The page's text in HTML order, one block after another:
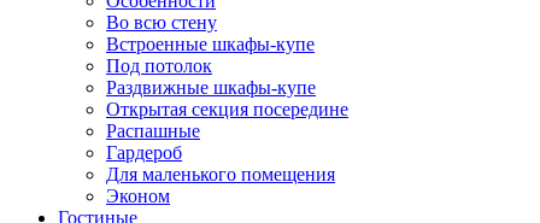
Во всю стену
Встроенные шкафы-купе
Под потолок
Раздвижные шкафы-купе
Открытая секция посередине
Распашные
Гардероб
Для маленького помещения
Эконом
Гостиные